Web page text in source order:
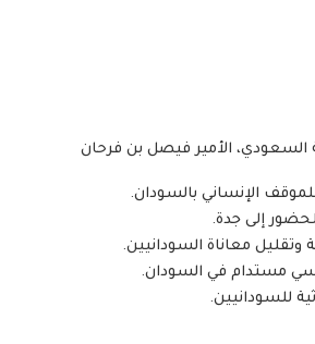
السعودي، الأمير فيصل بن فرحان
الإنساني بالسودان.
إلى جدة.
وتقليل معاناة السودانيين.
مستدام في السودان.
للسودانيين.